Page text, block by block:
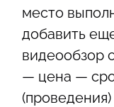
место
добавить
видеообзор
— цена —